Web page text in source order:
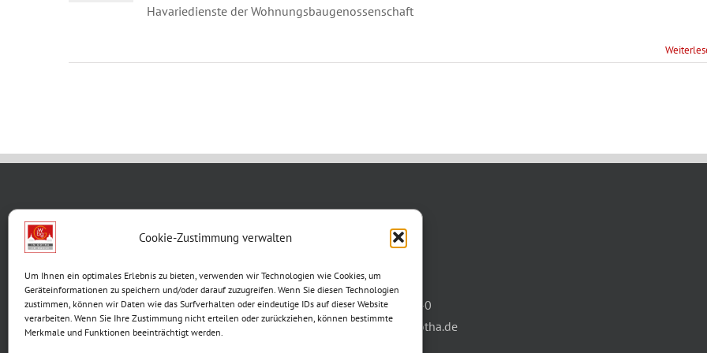
Cookie-Zustimmung verwalten
Um Ihnen ein optimales Erlebnis zu bieten, verwenden wir Technologien wie Cookies, um
Geräteinformationen zu speichern und/oder darauf zuzugreifen. Wenn Sie diesen Technologien
zustimmen, können wir Daten wie das Surfverhalten oder eindeutige IDs auf dieser Website
verarbeiten. Wenn Sie Ihre Zustimmung nicht erteilen oder zurückziehen, können bestimmte
Merkmale und Funktionen beeinträchtigt werden.
Havariedienste der Wohnungsbaugenossenschaft
99867 Gotha
Telefon:03621/3077-0
E-Mail: info@wbg-gotha.de